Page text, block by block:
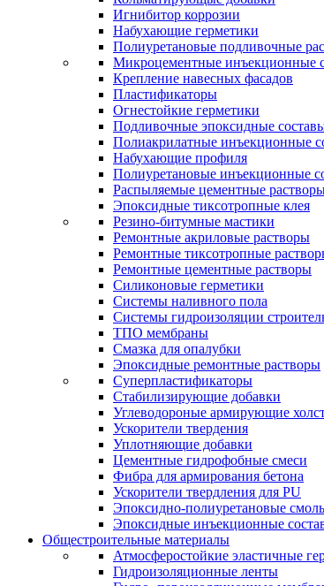
Игнибитор коррозии
Набухающие герметики
Полиуретановые подливочные
Микроцементные инъекционные
Крепление навесных фасадов
Пластификаторы
Огнестойкие герметики
Подливочные эпоксидные
Полиакрилатные инъекционные
Набухающие профиля
Полиуретановые инъекционные
Распыляемые цементные
Эпоксидные тиксотропные клея
Резино-битумные мастики
Ремонтные акриловые растворы
Ремонтные тиксотропные
Ремонтные цементные растворы
Силиконовые герметики
Системы наливного пола
Системы гидроизоляции
ТПО мембраны
Смазка для опалубки
Эпоксидные ремонтные растворы
Суперпластификаторы
Стабилизирующие добавки
Углеводороные армирующие
Ускорители твердения
Уплотняющие добавки
Цементные гидрофобные смеси
Фибра для армирования бетона
Ускорители твердления для PU
Эпоксидно-полиуретановые
Эпоксидные инъекционные
Общестроительные материалы
Атмосферостойкие эластичные
Гидроизоляционные ленты